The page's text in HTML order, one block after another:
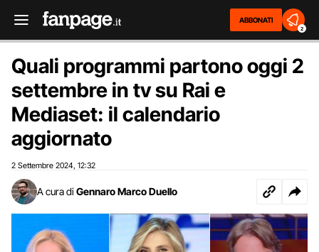
ABBONATI
2
Quali programmi partono oggi 2
settembre in tv su Rai e
Mediaset: il calendario
aggiornato
2 Settembre 2024 12:32
A cura di Gennaro Marco Duello